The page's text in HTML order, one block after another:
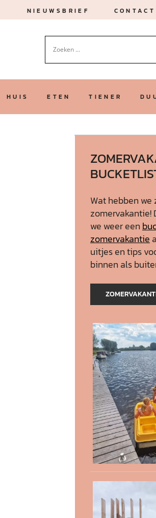
NIEUWSBRIEF CONTACT
HUIS ETEN TIENER
Wat hebben we
zomervakantie!
we weer een
zomervakantie
uitjes en tips
binnen als